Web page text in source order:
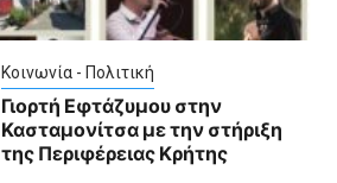
Κοινωνία - Πολιτική
Γιορτή Εφτάζυμου στην
Κασταμονίτσα με την στήριξη
της Περιφέρειας Κρήτης